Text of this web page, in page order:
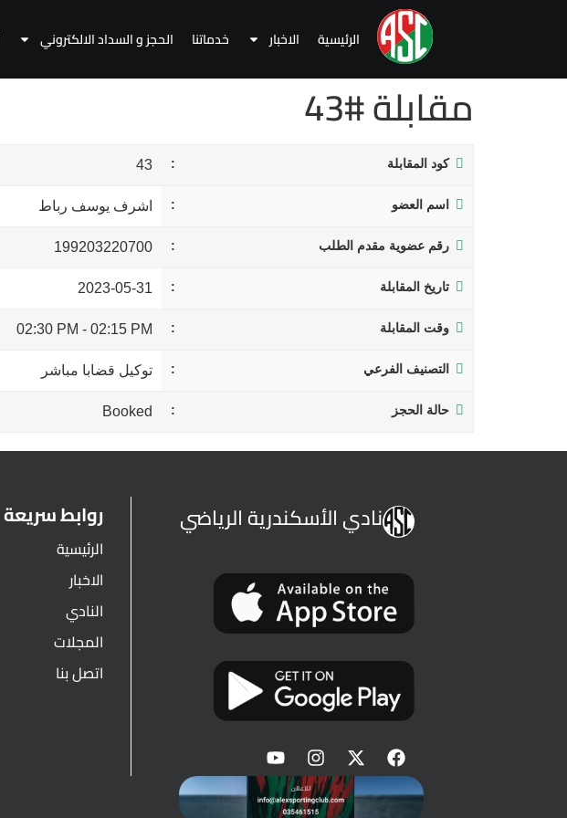
الرئيسية الاخبار خدماتنا الحجز و السداد الالكتروني
مقابلة #43
كود المقابلة 43
اسم العضو اشرف يوسف رباط
رقم عضوية مقدم الطلب 199203220700
تاريخ المقابلة 2023-05-31
وقت المقابلة 02:15 PM
-
02:30 PM
التصنيف الفرعي توكيل قضابا مباشر
حالة الحجز Booked
نادي الأسكندرية الرياضي روابط سريعة
الرئيسية
الاخبار
النادي
المجلات
اتصل بنا